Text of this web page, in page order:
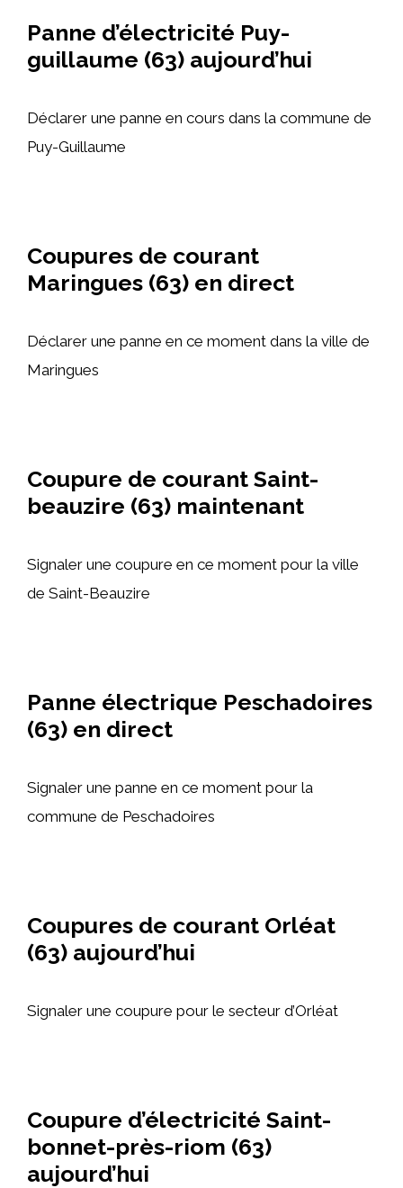
Panne d’électricité Puy-
guillaume (63) aujourd’hui
Déclarer une panne en cours dans la commune de
Puy-Guillaume
Coupures de courant
Maringues (63) en direct
Déclarer une panne en ce moment dans la ville de
Maringues
Coupure de courant Saint-
beauzire (63) maintenant
Signaler une coupure en ce moment pour la ville
de Saint-Beauzire
Panne électrique Peschadoires
(63) en direct
Signaler une panne en ce moment pour la
commune de Peschadoires
Coupures de courant Orléat
(63) aujourd’hui
Signaler une coupure pour le secteur d’Orléat
Coupure d’électricité Saint-
bonnet-près-riom (63)
aujourd’hui